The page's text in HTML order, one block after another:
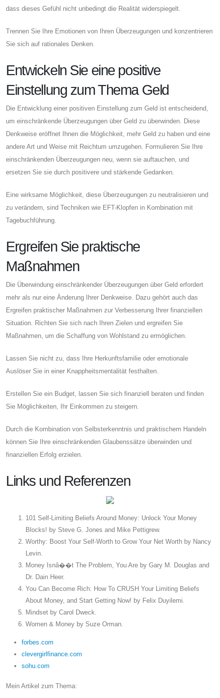
dass dieses Gefühl nicht unbedingt die Realität widerspiegelt.
Trennen Sie Ihre Emotionen von Ihren Überzeugungen und konzentrieren
Sie sich auf rationales Denken.
Entwickeln Sie eine positive
Einstellung zum Thema Geld
Die Entwicklung einer positiven Einstellung zum Geld ist entscheidend,
um einschränkende Überzeugungen über Geld zu überwinden. Diese
Denkweise eröffnet Ihnen die Möglichkeit, mehr Geld zu haben und eine
andere Art und Weise mit Reichtum umzugehen. Formulieren Sie Ihre
einschränkenden Überzeugungen neu, wenn sie auftauchen, und
ersetzen Sie sie durch positivere und stärkende Gedanken.
Eine wirksame Möglichkeit, diese Überzeugungen zu neutralisieren und
zu verändern, sind Techniken wie EFT-Klopfen in Kombination mit
Tagebuchführung.
Ergreifen Sie praktische
Maßnahmen
Die Überwindung einschränkender Überzeugungen über Geld erfordert
mehr als nur eine Änderung Ihrer Denkweise. Dazu gehört auch das
Ergreifen praktischer Maßnahmen zur Verbesserung Ihrer finanziellen
Situation. Richten Sie sich nach Ihren Zielen und ergreifen Sie
Maßnahmen, um die Schaffung von Wohlstand zu ermöglichen.
Lassen Sie nicht zu, dass Ihre Herkunftsfamilie oder emotionale
Auslöser Sie in einer Knappheitsmentalität festhalten.
Erstellen Sie ein Budget, lassen Sie sich finanziell beraten und finden
Sie Möglichkeiten, Ihr Einkommen zu steigern.
Durch die Kombination von Selbsterkenntnis und praktischem Handeln
können Sie Ihre einschränkenden Glaubenssätze überwinden und
finanziellen Erfolg erzielen.
Links und Referenzen
101 Self-Limiting Beliefs Around Money: Unlock Your Money
Blocks! by Steve G. Jones and Mike Pettigrew.
Worthy: Boost Your Self-Worth to Grow Your Net Worth by Nancy
Levin.
Money Isnâ��t The Problem, You Are by Gary M. Douglas and
Dr. Dain Heer.
You Can Become Rich: How To CRUSH Your Limiting Beliefs
About Money, and Start Getting Now! by Felix Duyilemi.
Mindset by Carol Dweck.
Women & Money by Suze Orman.
forbes.com
clevergirlfinance.com
sohu.com
Mein Artikel zum Thema: